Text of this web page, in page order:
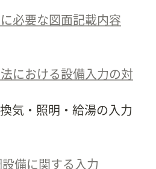
必要な図面記載内容
における設備入力の対
・照明・給湯の入力
備に関する入力